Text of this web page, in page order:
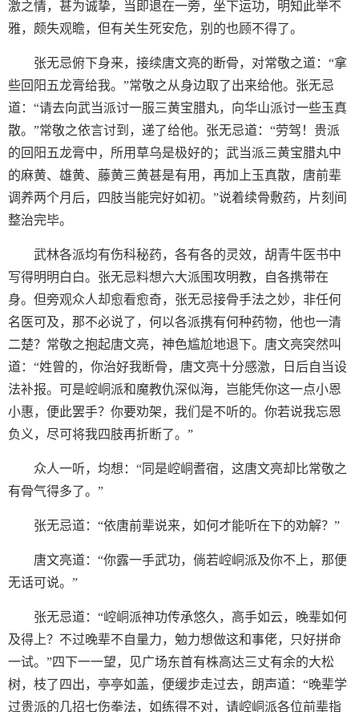
激之情，甚为诚挚，当即退在一旁，坐下运功，明知此举不
雅，颇失观瞻，但有关生死安危，别的也顾不得了。
张无忌俯下身来，接续唐文亮的断骨，对常敬之道：“拿
些回阳五龙膏给我。”常敬之从身边取了出来给他。张无忌
道：“请去向武当派讨一服三黄宝腊丸，向华山派讨一些玉真
散。”常敬之依言讨到，递了给他。张无忌道：“劳驾！贵派
的回阳五龙膏中，所用草乌是极好的；武当派三黄宝腊丸中
的麻黄、雄黄、藤黄三黄甚是有用，再加上玉真散，唐前辈
调养两个月后，四肢当能完好如初。”说着续骨敷药，片刻间
整治完毕。
武林各派均有伤科秘药，各有各的灵效，胡青牛医书中
写得明明白白。张无忌料想六大派围攻明教，自各携带在
身。但旁观众人却愈看愈奇，张无忌接骨手法之妙，非任何
名医可及，那不必说了，何以各派携有何种药物，他也一清
二楚？常敬之抱起唐文亮，神色尴尬地退下。唐文亮突然叫
道：“姓曾的，你治好我断骨，唐文亮十分感激，日后自当设
法补报。可是崆峒派和魔教仇深似海，岂能凭你这一点小恩
小惠，便此罢手？你要劝架，我们是不听的。你若说我忘恩
负义，尽可将我四肢再折断了。”
众人一听，均想：“同是崆峒耆宿，这唐文亮却比常敬之
有骨气得多了。”
张无忌道：“依唐前辈说来，如何才能听在下的劝解？”
唐文亮道：“你露一手武功，倘若崆峒派及你不上，那便
无话可说。”
张无忌道：“崆峒派神功传承悠久，高手如云，晚辈如何
及得上？不过晚辈不自量力，勉力想做这和事佬，只好拼命
一试。”四下一一望，见广场东首有株高达三丈有余的大松
树，枝了四出，亭亭如盖，便缓步走过去，朗声道：“晚辈学
过贵派的几招七伤拳法，如练得不对，请崆峒派各位前辈指